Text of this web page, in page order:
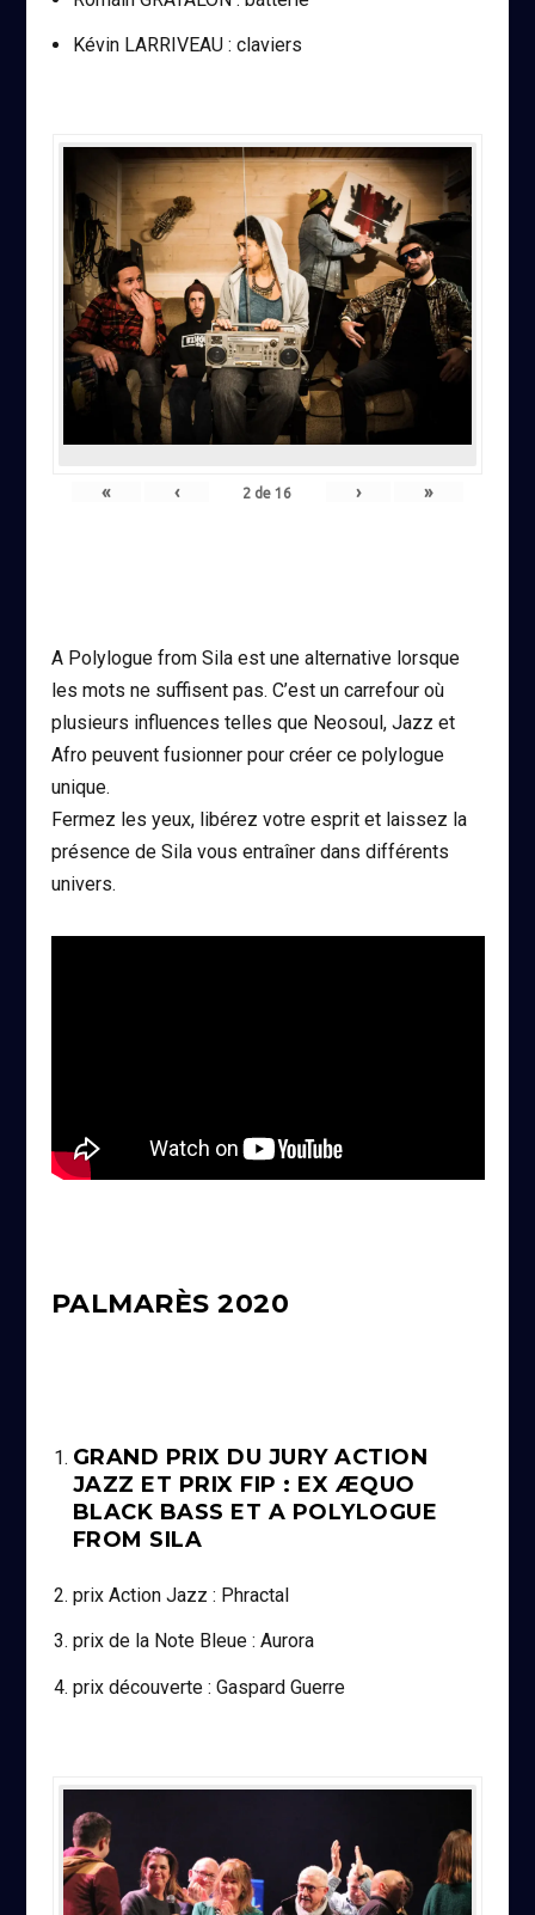
Kévin LARRIVEAU : claviers
« ‹ 2 de16 › »
A Polylogue from Sila est une alternative lorsque
les mots ne suffisent pas. C’est un carrefour où
plusieurs influences telles que Neosoul, Jazz et
Afro peuvent fusionner pour créer ce polylogue
unique.
Fermez les yeux, libérez votre esprit et laissez la
présence de Sila vous entraîner dans différents
univers.
PALMARÈS 2020
GRAND PRIX DU JURY ACTION
JAZZ ET PRIX FIP : EX ÆQUO
BLACK BASS ET A POLYLOGUE
FROM SILA
prix Action Jazz : Phractal
prix de la Note Bleue : Aurora
prix découverte : Gaspard Guerre